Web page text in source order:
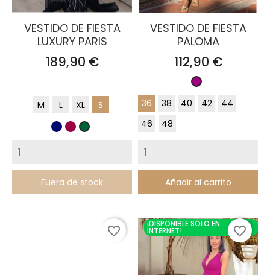
VESTIDO DE FIESTA
LUXURY PARIS
Precio
189,90 €
M L XL
S
AzulBurdeos
Verde
Fuera de stock
VESTIDO DE FIESTA
PALOMA
Precio
112,90 €
Buganvilla
36
38 40 42
44
46
48
Añadir al carrito
favorite_border
¡DISPONIBLE SÓLO EN
INTERNET! favorite_border